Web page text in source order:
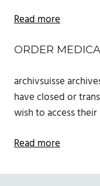
Read more
ORDER
archivsuisse
have closed or
wish to access
Read more